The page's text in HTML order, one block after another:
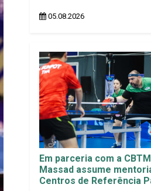
05.08.2026
Em parceria com a
Massad assume
Centros de Referência